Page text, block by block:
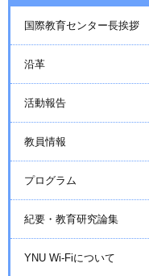
国際教育センター長挨拶
沿革
活動報告
教員情報
プログラム
紀要・教育研究論集
YNU Wi-Fiについて